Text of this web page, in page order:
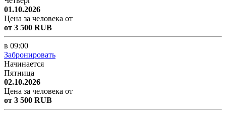
01.10.2026
Цена за человека от
от 3 500 RUB
в 09:00
Забронировать
Начинается
Пятница
02.10.2026
Цена за человека от
от 3 500 RUB